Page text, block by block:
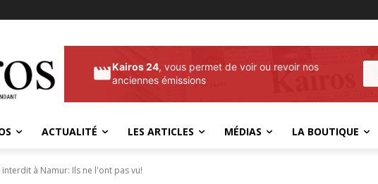
Kairos 24, vous permet de voir ou revoir nos
anciennes émissions
ACTUALITÉ LES ARTICLES MÉDIAS LA BOUTIQUE
à Namur: Ils ne l'ont pas vu!